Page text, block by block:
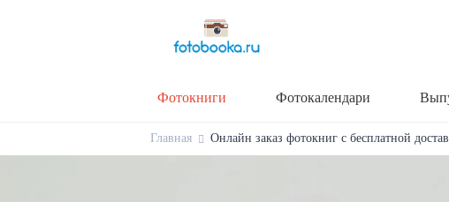
Фотокниги Фотокалендари
Главная Онлайн заказ фотокниг с бесплатной